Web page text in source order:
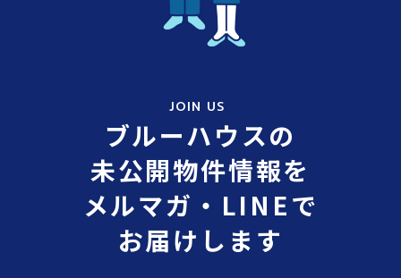
JOIN US
ブルーハウスの
未公開物件情報を
メルマガ・LINEで
お届けします